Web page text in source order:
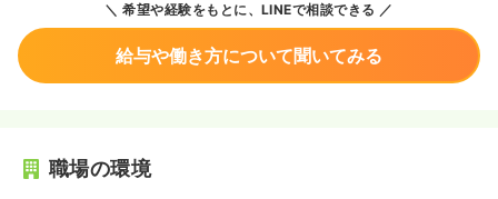
希望や経験をもとに、LINEで相談できる
給与や働き方について聞いてみる
職場の環境